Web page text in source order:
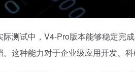
际测试中，V4-Pro版本能够稳定完
。这种能力对于企业级应用开发、